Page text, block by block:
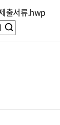
출서류.hwp